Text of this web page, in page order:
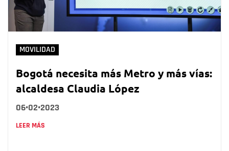
MOVILIDAD
Bogotá necesita más Metro y más vías:
alcaldesa Claudia López
06•02•2023
LEER MÁS